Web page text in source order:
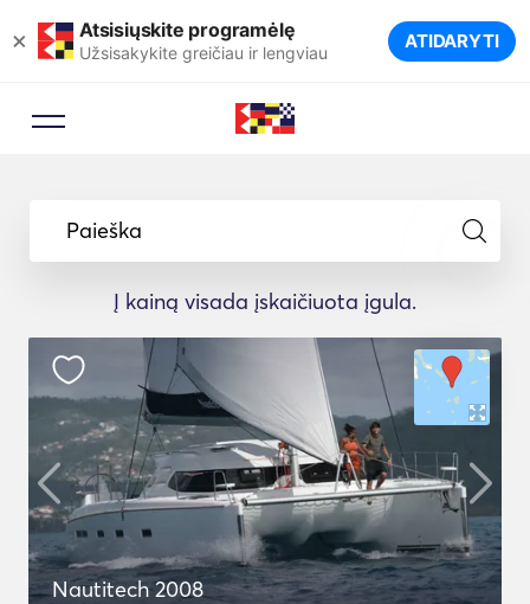
× Atsisiųskite programėlę
Užsisakykite greičiau ir lengviau ATIDARYTI
Paieška
Į kainą visada įskaičiuota įgula.
Nautitech 2008